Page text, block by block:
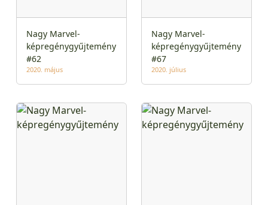
Nagy Marvel-
képregénygyűjtemény
#62
2020. május
Nagy Marvel-
képregénygyűjtemény
#67
2020. július